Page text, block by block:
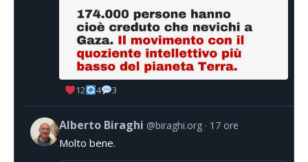
12 4 3
Alberto Biraghi @biraghi.org 17 ore
Molto bene.